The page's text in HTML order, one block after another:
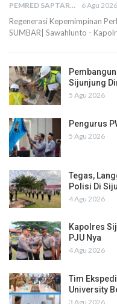
PEMRED SAPTARIUS 6 Agu 2026
Regenerasi Kepemimpinan
SUMBAR| Sawahlunto -
Sijunjung
5 Agu 2026
Pengurus
5 Agu 2026
Tegas,
Polisi Di
4 Agu 2026
Kapolres
PJU Nya
4 Agu 2026
Tim
University
3 Agu 2026